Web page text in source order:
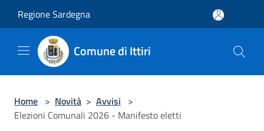
Regione Sardegna
Comune di Ittiri
Home > Novità > Avvisi >
Elezioni Comunali 2026 - Manifesto eletti